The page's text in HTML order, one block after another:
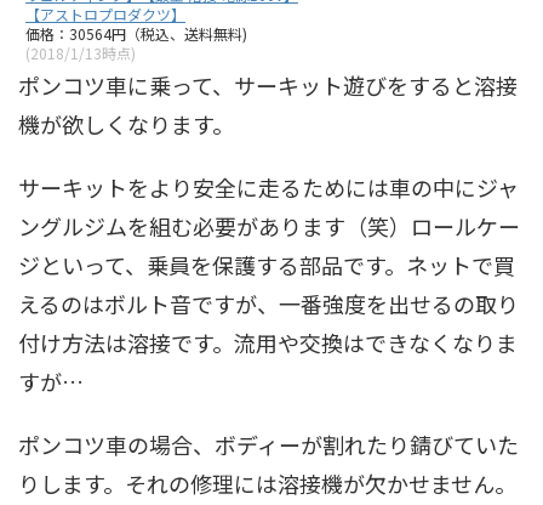
【アストロプロダクツ】
価格：30564円（税込、送料無料)
(2018/1/13時点)
ポンコツ車に乗って、サーキット遊びをすると溶接
機が欲しくなります。
サーキットをより安全に走るためには車の中にジャ
ングルジムを組む必要があります（笑）ロールケー
ジといって、乗員を保護する部品です。ネットで買
えるのはボルト音ですが、一番強度を出せるの取り
付け方法は溶接です。流用や交換はできなくなりま
すが…
ポンコツ車の場合、ボディーが割れたり錆びていた
りします。それの修理には溶接機が欠かせません。